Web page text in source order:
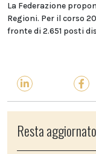
La Federazione
Regioni. Per il corso
fronte di 2.651 posti
Resta